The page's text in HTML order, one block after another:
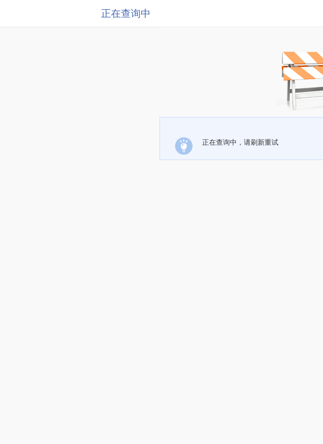
正在查询中
正在查询中，请刷新重试